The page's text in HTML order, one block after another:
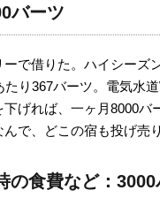
バーツ
で借りた。ハイシーズ
り367バーツ。電気水道
げれば、一ヶ月8000
で、どこの宿も投げ売
の食費など：3000